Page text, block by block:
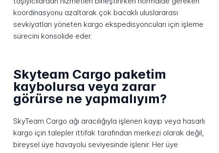
koordinasyonu azaltarak çok bacaklı uluslararası
sevkiyatları yöneten kargo ekspedisyoncuları için işleme
sürecini konsolide eder.
Skyteam Cargo paketim
kaybolursa veya zarar
görürse ne yapmalıyım?
SkyTeam Cargo ağı aracılığıyla işlenen kayıp veya hasarlı
kargo için talepler ittifak tarafından merkezi olarak değil,
bireysel üye havayolu seviyesinde işlenir. Her üye